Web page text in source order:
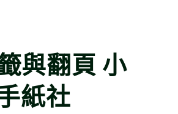
與翻頁 小
紙社